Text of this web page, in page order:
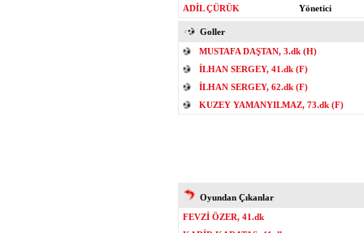
ADİL ÇÜRÜK
Yönetici
Goller
MUSTAFA DAŞTAN, 3.dk (H)
İLHAN SERGEY, 41.dk (F)
İLHAN SERGEY, 62.dk (F)
KUZEY YAMANYILMAZ, 73.dk (F)
Oyundan Çıkanlar
FEVZİ ÖZER, 41.dk